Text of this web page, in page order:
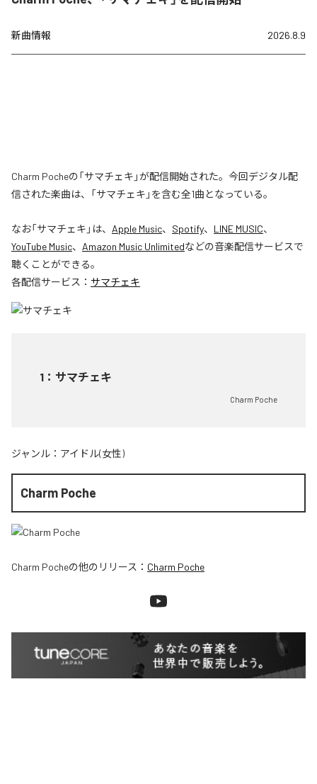
新曲情報 2026.8.9
Charm Pocheの「サマチェキ」が配信開始された。今回デジタル配
信された楽曲は、「サマチェキ」を含む全1曲となっている。
なお「サマチェキ 」は、 Apple Music、 Spotify、 LINE MUSIC、
YouTube Music、 Amazon Music Unlimitedなどの音楽配信サービスで
聴くことができる。
各配信サービス： サマチェキ
1 ： サマチェキ
Charm Poche
ジャンル： アイドル(女性)
Charm Poche
Charm Pocheの他のリリース： Charm Poche